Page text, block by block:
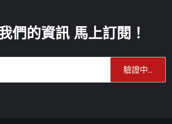
們的資訊 馬上訂閱！